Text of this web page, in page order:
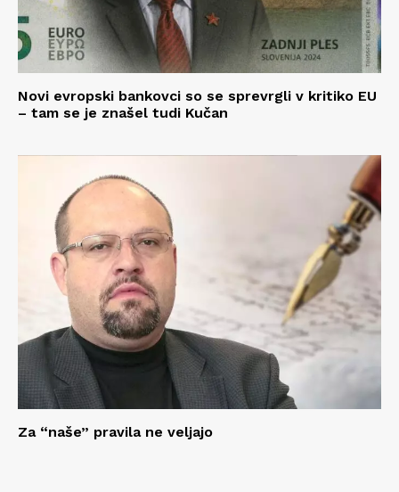
Novi evropski bankovci so se sprevrgli v kritiko EU
– tam se je znašel tudi Kučan
Za “naše” pravila ne veljajo